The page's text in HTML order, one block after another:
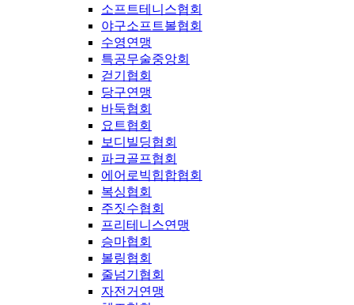
소프트테니스협회
야구소프트볼협회
수영연맹
특공무술중앙회
걷기협회
당구연맹
바둑협회
요트협회
보디빌딩협회
파크골프협회
에어로빅힙합협회
복싱협회
주짓수협회
프리테니스연맹
승마협회
볼링협회
줄넘기협회
자전거연맹